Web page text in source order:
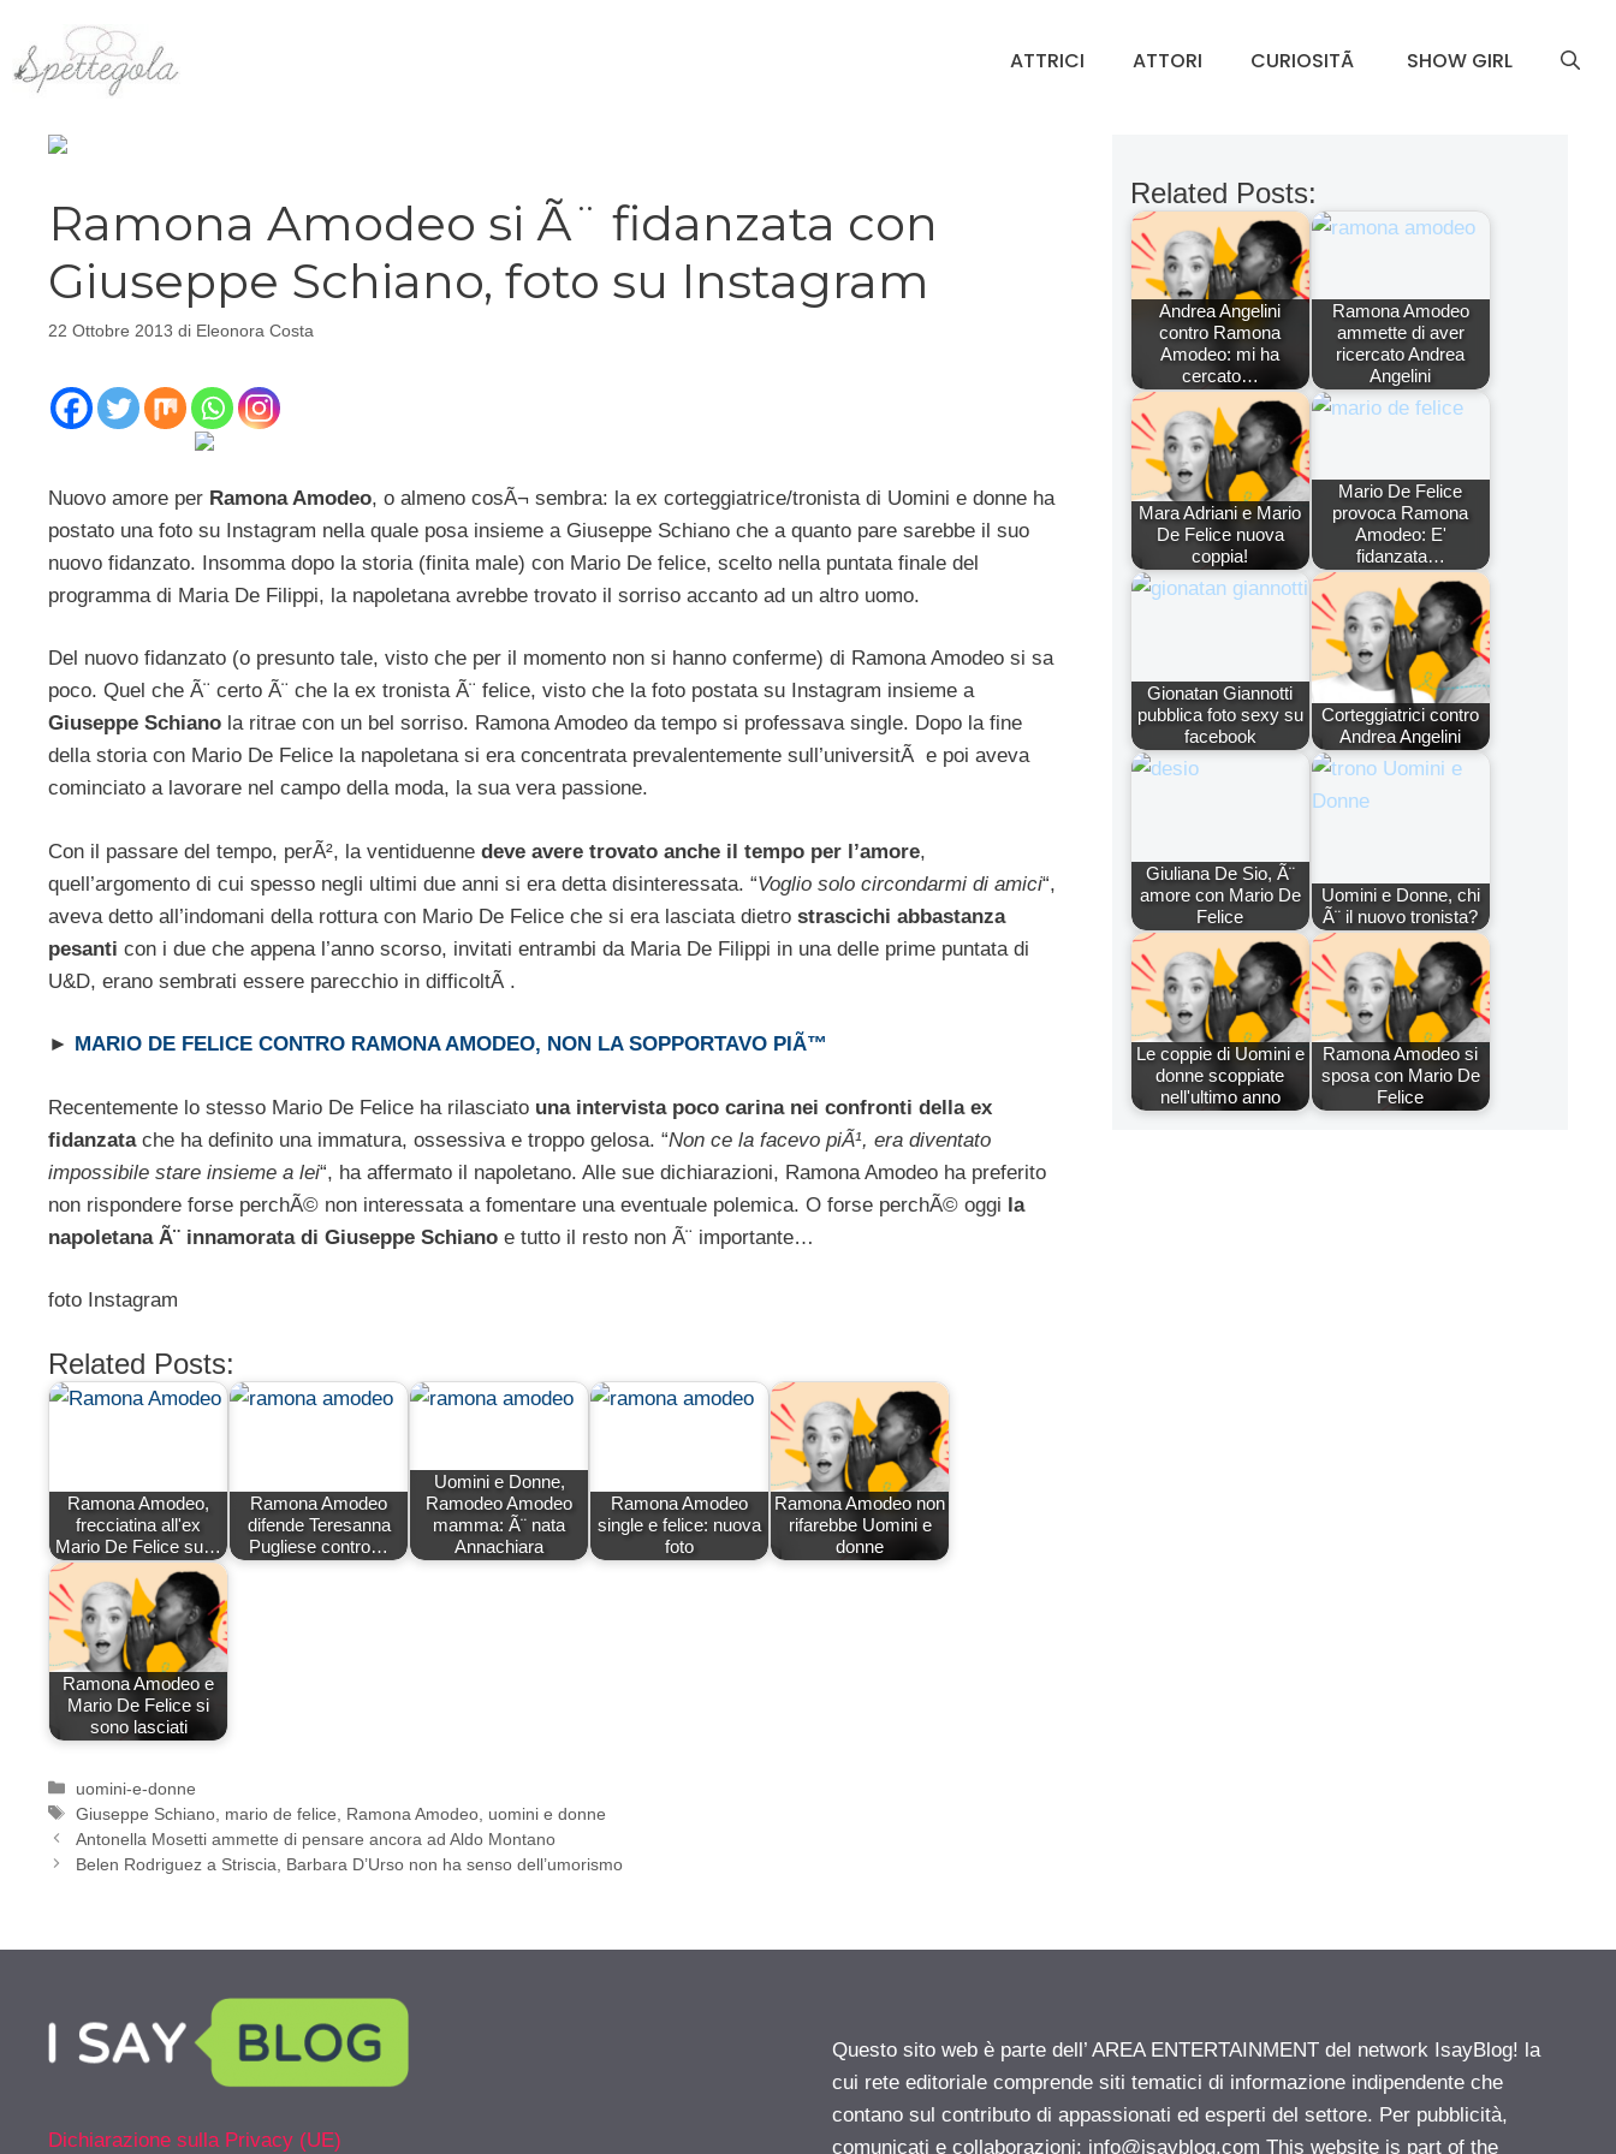
contenuto
ATTRICI ATTORI CURIOSITÃ SHOW GIRL
Ramona Amodeo si Ã¨ fidanzata con
Giuseppe Schiano, foto su Instagram
22 Ottobre 2013 di Eleonora Costa
Nuovo amore per Ramona Amodeo, o almeno cosÃ¬ sembra: la ex corteggiatrice/tronista di Uomini e donne ha
postato una foto su Instagram nella quale posa insieme a Giuseppe Schiano che a quanto pare sarebbe il suo
nuovo fidanzato. Insomma dopo la storia (finita male) con Mario De felice, scelto nella puntata finale del
programma di Maria De Filippi, la napoletana avrebbe trovato il sorriso accanto ad un altro uomo.
Del nuovo fidanzato (o presunto tale, visto che per il momento non si hanno conferme) di Ramona Amodeo si sa
poco. Quel che Ã¨ certo Ã¨ che la ex tronista Ã¨ felice, visto che la foto postata su Instagram insieme a
Giuseppe Schiano la ritrae con un bel sorriso. Ramona Amodeo da tempo si professava single. Dopo la fine
della storia con Mario De Felice la napoletana si era concentrata prevalentemente sull’universitÃ e poi aveva
cominciato a lavorare nel campo della moda, la sua vera passione.
Con il passare del tempo, perÃ², la ventiduenne deve avere trovato anche il tempo per l’amore,
quell’argomento di cui spesso negli ultimi due anni si era detta disinteressata. “Voglio solo circondarmi di amici“,
aveva detto all’indomani della rottura con Mario De Felice che si era lasciata dietro strascichi abbastanza
pesanti con i due che appena l’anno scorso, invitati entrambi da Maria De Filippi in una delle prime puntata di
U&D, erano sembrati essere parecchio in difficoltÃ .
► MARIO DE FELICE CONTRO RAMONA AMODEO, NON LA SOPPORTAVO PIÃ™
Recentemente lo stesso Mario De Felice ha rilasciato una intervista poco carina nei confronti della ex
fidanzatache ha definito una immatura, ossessiva e troppo gelosa. “Non ce la facevo piÃ¹, era diventato
impossibile stare insieme a lei“, ha affermato il napoletano. Alle sue dichiarazioni, Ramona Amodeo ha preferito
non rispondere forse perchÃ© non interessata a fomentare una eventuale polemica. O forse perchÃ© oggi la
napoletana Ã¨ innamorata di Giuseppe Schiano e tutto il resto non Ã¨ importante…
foto Instagram
Related Posts:
Ramona Amodeo,
frecciatina all'ex
Mario De Felice su…
Ramona Amodeo
difende Teresanna
Pugliese contro…
Uomini e Donne,
Ramodeo Amodeo
mamma: Ã¨ nata
Annachiara
Ramona Amodeo
single e felice: nuova
foto
Ramona Amodeo non
rifarebbe Uomini e
donne
Ramona Amodeo e
Mario De Felice si
sono lasciati
Categorie
uomini-e-donne
Tag
Giuseppe Schiano mario de felice Ramona Amodeo uomini e donne
Antonella Mosetti ammette di pensare ancora ad Aldo Montano
Belen Rodriguez a Striscia, Barbara D’Urso non ha senso dell’umorismo
Related Posts:
Andrea Angelini
contro Ramona
Amodeo: mi ha
cercato…
Ramona Amodeo
ammette di aver
ricercato Andrea
Angelini
Mara Adriani e Mario
De Felice nuova
coppia!
Mario De Felice
provoca Ramona
Amodeo: E'
fidanzata…
Gionatan Giannotti
pubblica foto sexy su
facebook
Corteggiatrici contro
Andrea Angelini
Giuliana De Sio, Ã¨
amore con Mario De
Felice
Uomini e Donne, chi
Ã¨ il nuovo tronista?
Le coppie di Uomini e
donne scoppiate
nell'ultimo anno
Ramona Amodeo si
sposa con Mario De
Felice
Dichiarazione sulla Privacy (UE)
Questo sito web è parte dell’ AREA ENTERTAINMENT del network IsayBlog! la
cui rete editoriale comprende siti tematici di informazione indipendente che
contano sul contributo di appassionati ed esperti del settore. Per pubblicità,
comunicati e collaborazioni: info@isayblog.com This website is part of the